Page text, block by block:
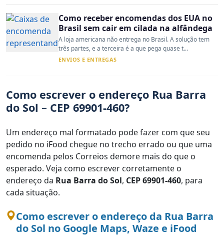
Como receber encomendas dos EUA no
Brasil sem cair em cilada na alfândega
A loja americana não entrega no Brasil. A solução tem
três partes, e a terceira é a que pega quase t...
ENVIOS E ENTREGAS
Como escrever o endereço Rua Barra
do Sol – CEP 69901-460?
Um endereço mal formatado pode fazer com que seu
pedido no iFood chegue no trecho errado ou que uma
encomenda pelos Correios demore mais do que o
esperado. Veja como escrever corretamente o
endereço da Rua Barra do Sol, CEP 69901-460, para
cada situação.
Como escrever o endereço da Rua Barra
do Sol no Google Maps, Waze e iFood